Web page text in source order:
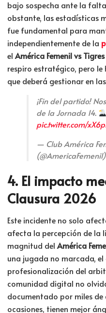
bajo sospecha ante la
obstante, las estadísticas
fue fundamental para
independientemente de la
el América Femenil vs Tigres
respiro estratégico, pero
que deberá gestionar en
¡Fin del partido!
de la Jornada 14.
pic.twitter.com/
— Club América
(@AmericaFemenil)
4. El impacto
Clausura 2026
Este incidente no solo
afecta la percepción de la
magnitud del América
una jugada no marcada,
profesionalización del
comunidad digital no
documentado por miles de
ocasiones, tienen mejor